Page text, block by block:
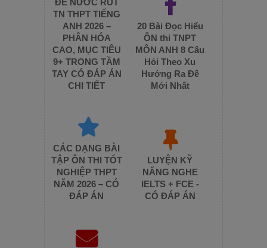
TN THPT TIẾNG
ANH 2026 –
PHÂN HÓA
CAO, MỤC TIÊU
9+ TRONG TẦM
TAY CÓ ĐÁP ÁN
CHI TIẾT
20 Bài Đọc Hiểu
ÔN thi TNPT
MÔN ANH 8 Câu
Hỏi Theo Xu
Hướng Ra Đề
Mới Nhất
CÁC DẠNG BÀI
TẬP ÔN THI TỐT
NGHIỆP THPT
NĂM 2026 – CÓ
ĐÁP ÁN
LUYỆN KỸ
NĂNG NGHE
IELTS + FCE -
CÓ ĐÁP ÁN